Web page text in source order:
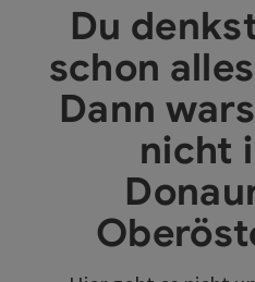
Du
schon
Dann
nicht